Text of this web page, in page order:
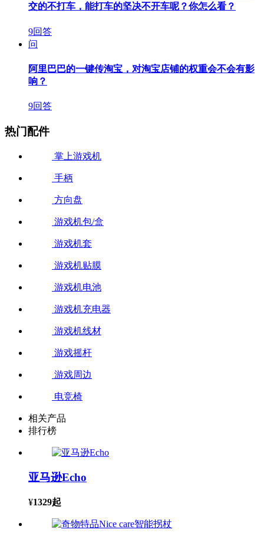
交的不打车，能打车的坚决不开车呢？你怎么看？
9回答
问
阿里巴巴的一键传淘宝，对淘宝店铺的权重会不会有影
响？
9回答
热门配件
掌上游戏机
手柄
方向盘
游戏机包/盒
游戏机套
游戏机贴膜
游戏机电池
游戏机充电器
游戏机线材
游戏摇杆
游戏周边
电竞椅
相关产品
排行榜
亚马逊Echo
¥1329起